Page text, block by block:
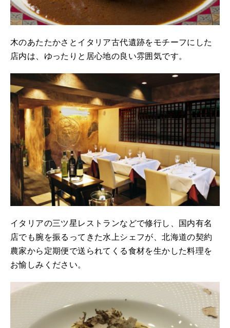
木のあたたかさとイタリア古代遺跡をモチーフにした
店内は、ゆったりと居心地の良い雰囲気です。
イタリアの三ツ星レストランなどで修行し、国内有名
店でも腕を振るってきた水上シェフが、北海道の契約
農家から定期便で送られてくる食材を生かした料理を
お愉しみください。